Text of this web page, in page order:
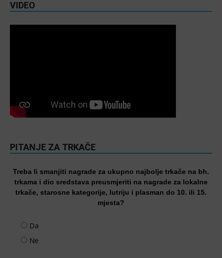
VIDEO
PITANJE ZA TRKAČE
Treba li smanjiti nagrade za ukupno najbolje trkače na bh.
trkama i dio sredstava preusmjeriti na nagrade za lokalne
trkače, starosne kategorije, lutriju i plasman do 10. ili 15.
mjesta?
Da
Ne